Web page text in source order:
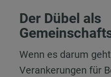
Der Dübel als
Wenn es darum
Verankerungen für